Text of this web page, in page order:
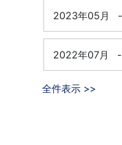
2023年05月 -
2022年07月 -
全件表示 >>